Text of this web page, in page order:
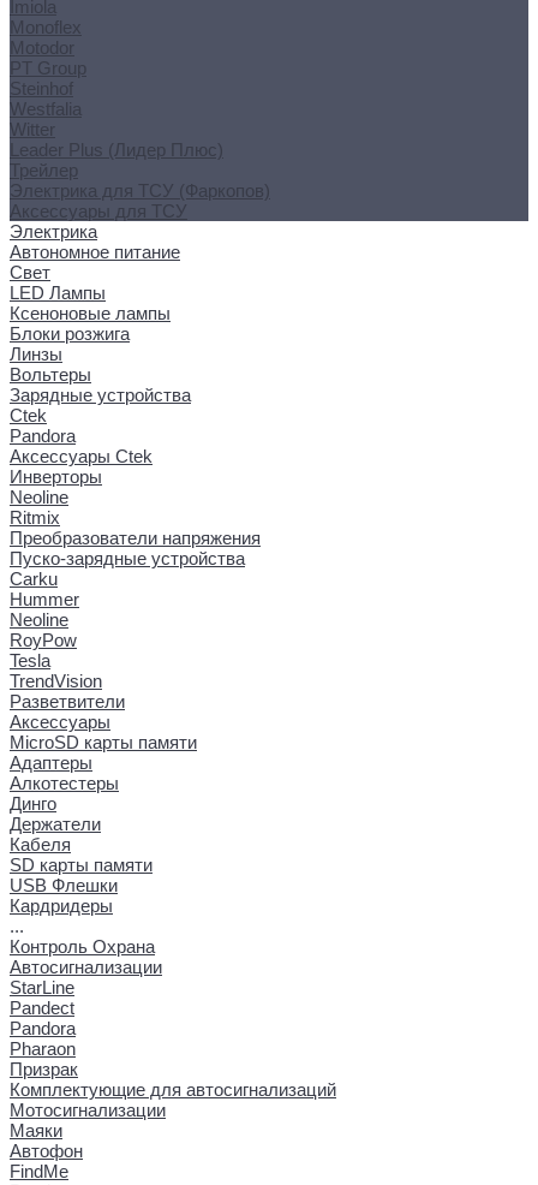
Imiola
Monoflex
Motodor
PT Group
Steinhof
Westfalia
Witter
Leader Plus (Лидер Плюс)
Трейлер
Электрика для ТСУ (Фаркопов)
Аксессуары для ТСУ
Электрика
Автономное питание
Свет
LED Лампы
Ксеноновые лампы
Блоки розжига
Линзы
Вольтеры
Зарядные устройства
Ctek
Pandora
Аксессуары Ctek
Инверторы
Neoline
Ritmix
Преобразователи напряжения
Пуско-зарядные устройства
Carku
Hummer
Neoline
RoyPow
Tesla
TrendVision
Разветвители
Аксессуары
MicroSD карты памяти
Адаптеры
Алкотестеры
Динго
Держатели
Кабеля
SD карты памяти
USB Флешки
Кардридеры
...
Контроль Охрана
Автосигнализации
StarLine
Pandect
Pandora
Pharaon
Призрак
Комплектующие для автосигнализаций
Мотосигнализации
Маяки
Автофон
FindMe